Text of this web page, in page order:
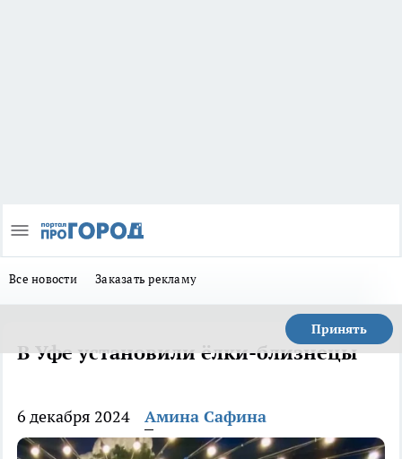
Все новости Заказать рекламу
Принять
В Уфе установили ёлки-близнецы
6 декабря 2024 Амина Сафина